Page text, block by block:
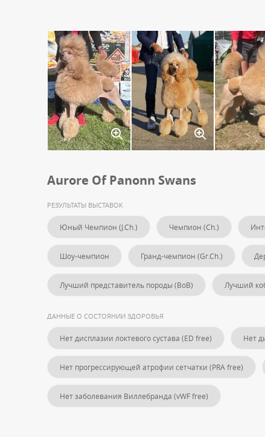
Aurore Of Panonn Swans
РЕЗУЛЬТАТЫ ВЫСТАВОК
Юный Чемпион (J.Ch.) Чемпион (Ch.)
Шоу-чемпион Гранд-чемпион (Gr.Ch.)
Лучший представитель породы (BoB) Лучший
ДАННЫЕ О СОСТОЯНИИ ЗДОРОВЬЯ
Нет дисплазии локтевого сустава (ED free) Нет
Нет прогрессирующей атрофии сетчатки (PRA free)
Нет заболевания Виллебранда (vWF free)